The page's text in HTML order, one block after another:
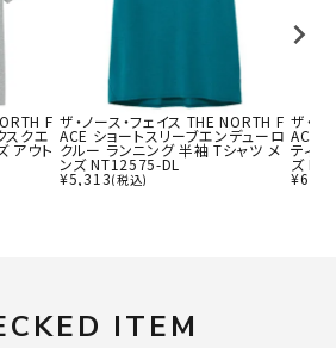
F
スクエ
アウト
ザ・ノース・フェイス THE NORTH F
ACE ショートスリーブエンデューロ
クルー ランニング 半袖 Tシャツ メ
ンズ NT12575-DL
¥5,313(税込)
ザ・ノ
ACE
ティー
ズ
¥
ITEM